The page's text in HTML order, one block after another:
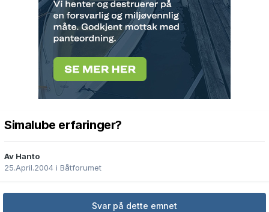
Simalube erfaringer?
Av Hanto
25.April.2004 i Båtforumet
Svar på dette emnet